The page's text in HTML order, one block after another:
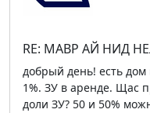
RE: МАВР АЙ НИД
добрый день! есть дом
1%. ЗУ в аренде. Щас
доли ЗУ? 50 и 50%